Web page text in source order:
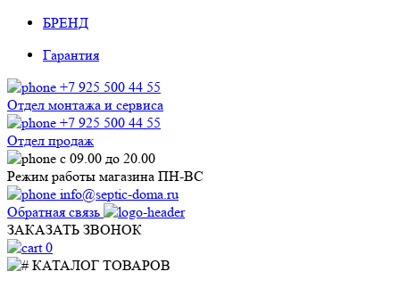
БРЕНД
Гарантия
+7 925 500 44 55
Отдел монтажа и сервиса
+7 925 500 44 55
Отдел продаж
с 09.00 до 20.00
Режим работы магазина ПН-ВС
info@septic-doma.ru
Обратная связь
ЗАКАЗАТЬ ЗВОНОК
0
КАТАЛОГ ТОВАРОВ